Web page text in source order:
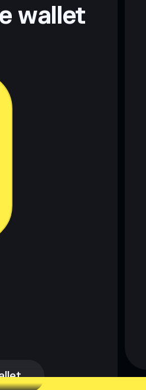
wallet